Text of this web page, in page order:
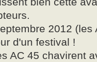
2012 (les
d'un festival !
AC 45 chavirent